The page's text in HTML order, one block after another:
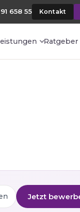
658 55 Kontakt
Ratgeber
Jetzt